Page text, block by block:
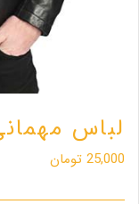
لباس
25,000 تومان